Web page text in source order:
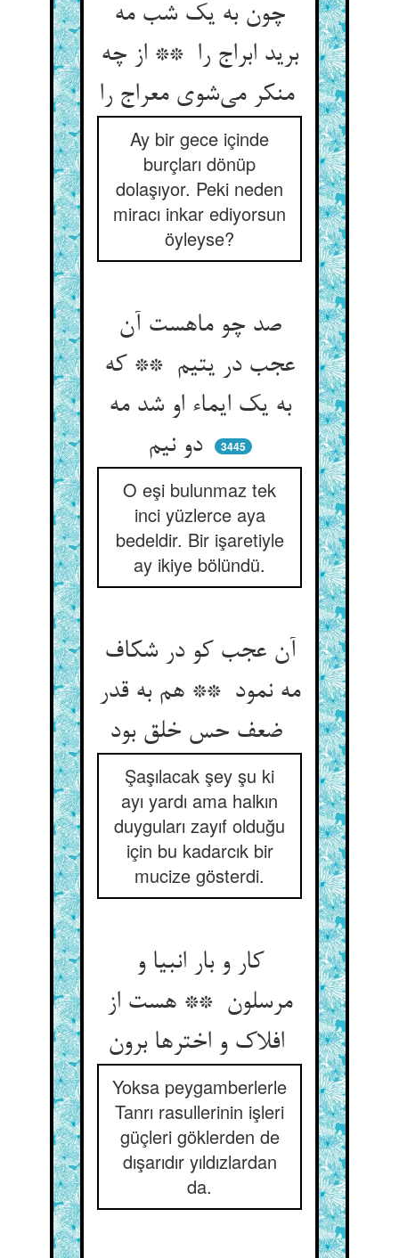
چون به یک شب مه
برید ابراج را ** از چه
منکر می‌شوی معراج را
Ay bir gece içinde
burçları dönüp
dolaşıyor. Peki neden
miracı inkar ediyorsun
öyleyse?
صد چو ماهست آن
عجب در یتیم ** که
به یک ایماء او شد مه
دو نیم
3445
O eşi bulunmaz tek
inci yüzlerce aya
bedeldir. Bir işaretiyle
ay ikiye bölündü.
آن عجب کو در شکاف
مه نمود ** هم به قدر
Şaşılacak şey şu ki
ayı yardı ama halkın
duyguları zayıf olduğu
için bu kadarcık bir
mucize gösterdi.
کار و بار انبیا و
مرسلون ** هست از
Yoksa peygamberlerle
Tanrı rasullerinin işleri
güçleri göklerden de
dışarıdır yıldızlardan
da.